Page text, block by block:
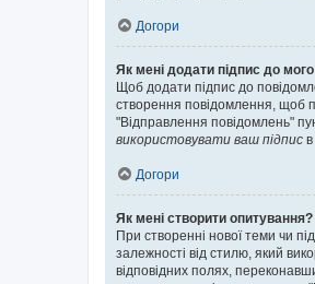
Догори
Як мені додати підпис до
Щоб додати підпис до
створення повідомлення, щоб
"Відправлення повідомлень"
використовувати ваш підпис
Догори
Як мені створити опитування?
При створенні нової теми чи
залежності від стилю, який
відповідних полях,